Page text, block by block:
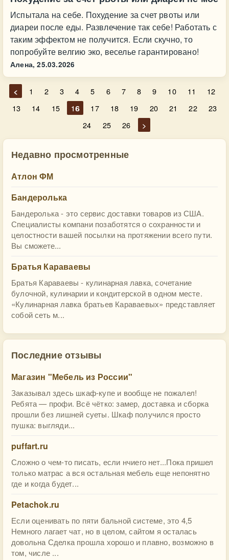
Испытала на себе. Похудение за счет рвоты или
диареи после еды. Развлечение так себе! Работать с
таким эффектом не получится. Если скучно, то
попробуйте велгию эко, веселье гарантировано!
Алена, 25.03.2026
< 1 2 3 4 5 6 7 8 9 10 11
12
13
14 15 16 17 18 19 20 21 22
23
24
25 26 >
Недавно просмотренные
Атлон ФМ
Бандеролька
Бандеролька - это сервис доставки товаров из США.
Специалисты компани позаботятся о сохранности и
целостности вашей посылки на протяжении всего пути.
Вы сможете...
Братья Караваевы
Братья Караваевы - кулинарная лавка, сочетание
булочной, кулинарии и кондитерской в одном месте.
«Кулинарная лавка братьев Караваевых» представляет
собой сеть м...
Последние отзывы
Магазин "Мебель из России"
Заказывал здесь шкаф-купе и вообще не пожалел!
Ребята — профи. Всё чётко: замер, доставка и сборка
прошли без лишней суеты. Шкаф получился просто
пушка: выгляди...
puffart.ru
Сложно о чем-то писать, если нчиего нет...Пока пришел
только матрас а вся остальная мебель еще непонятно
где и когда будет...
Petachok.ru
Если оценивать по пяти бальной системе, это 4,5
Немного лагает чат, но в целом, сайтом я осталась
довольна Сделка прошла хорошо и плавно, возможно в
том, числе ...